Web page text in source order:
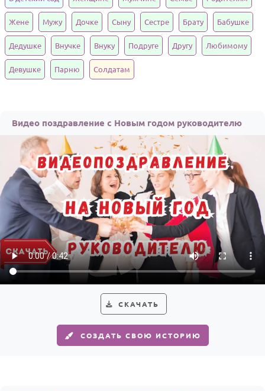
Годовщина свадьбы
Календарь праздников
КОМУ
Маме
Папе
Детям
Все родственники
ПЕРСОНАЛЬНЫЕ
Пожелания
По именам
По годам
Жене Мужу Дочке Сыну Сестре Брату Бабушке
Дедушке Внучке Внуку Подруге Другу Любимому
Девушке Парню Солдатам
Видео поздравление с Новым годом руководителю
СКАЧАТЬ
СОЗДАТЬ СВОЮ ИСТОРИЮ